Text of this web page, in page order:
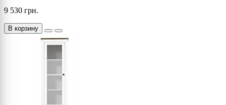
9 530 грн.
В корзину